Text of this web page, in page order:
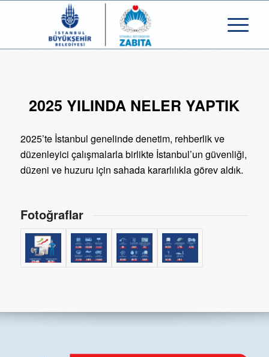
2025 YILINDA NELER YAPTIK
2025’te İstanbul genelinde denetim, rehberlik ve
düzenleyici çalışmalarla birlikte İstanbul’un güvenliği,
düzeni ve huzuru için sahada kararlılıkla görev aldık.
Fotoğraflar